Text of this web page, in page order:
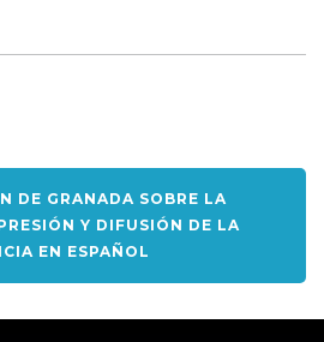
DE GRANADA SOBRE LA
Y DIFUSIÓN DE LA
EN ESPAÑOL